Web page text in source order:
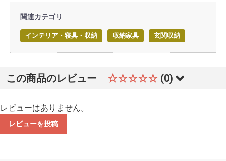
関連カテゴリ
インテリア・寝具・収納 収納家具 玄関収納
この商品のレビュー ☆☆☆☆☆ (0)
レビューはありません。
レビューを投稿